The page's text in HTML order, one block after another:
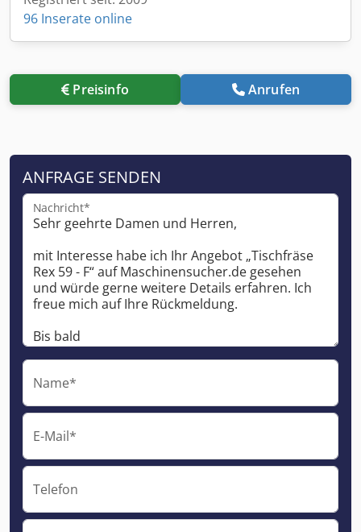
96 Inserate online
Preisinfo Anrufen
ANFRAGE SENDEN
Nachricht*
Name*
E-Mail*
Telefon